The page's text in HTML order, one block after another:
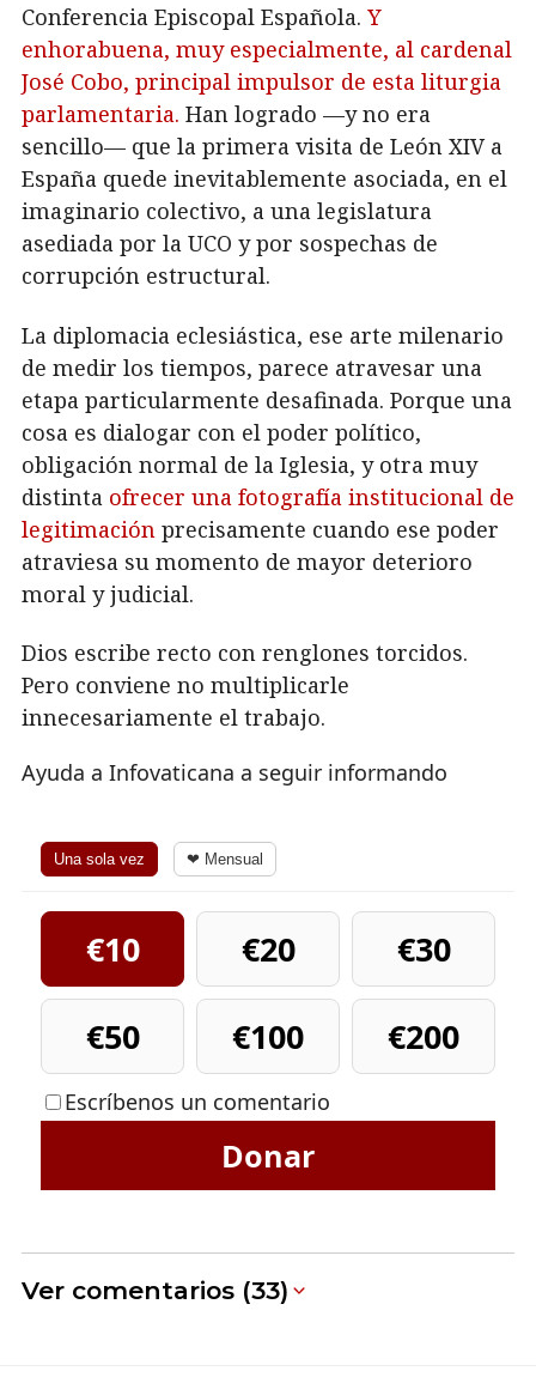
Conferencia Episcopal Española. Y
enhorabuena, muy especialmente, al cardenal
José Cobo, principal impulsor de esta liturgia
parlamentaria. Han logrado —y no era
sencillo— que la primera visita de León XIV a
España quede inevitablemente asociada, en el
imaginario colectivo, a una legislatura
asediada por la UCO y por sospechas de
corrupción estructural.
La diplomacia eclesiástica, ese arte milenario
de medir los tiempos, parece atravesar una
etapa particularmente desafinada. Porque una
cosa es dialogar con el poder político,
obligación normal de la Iglesia, y otra muy
distinta ofrecer una fotografía institucional de
legitimación precisamente cuando ese poder
atraviesa su momento de mayor deterioro
moral y judicial.
Dios escribe recto con renglones torcidos.
Pero conviene no multiplicarle
innecesariamente el trabajo.
Ayuda a Infovaticana a seguir informando
Una sola vez ❤ Mensual
€10 €20
€30
€50
€100 €200
Escríbenos un comentario
Donar
Ver comentarios (33)